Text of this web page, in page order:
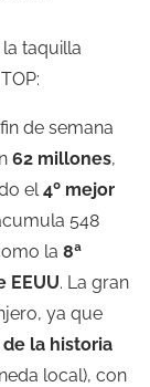
taquilla
de semana
62 millones,
el4º mejor
548
la 8ª
EEUU. La gran
ya que
la historia
local), con